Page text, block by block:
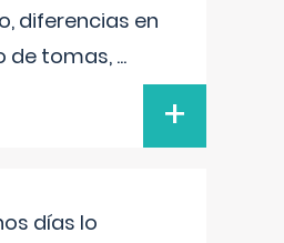
diferencias en
de tomas,...
+
días lo